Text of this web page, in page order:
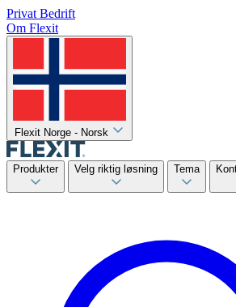
Privat Bedrift
Om Flexit
Flexit Norge - Norsk
Produkter Velg riktig løsning Tema